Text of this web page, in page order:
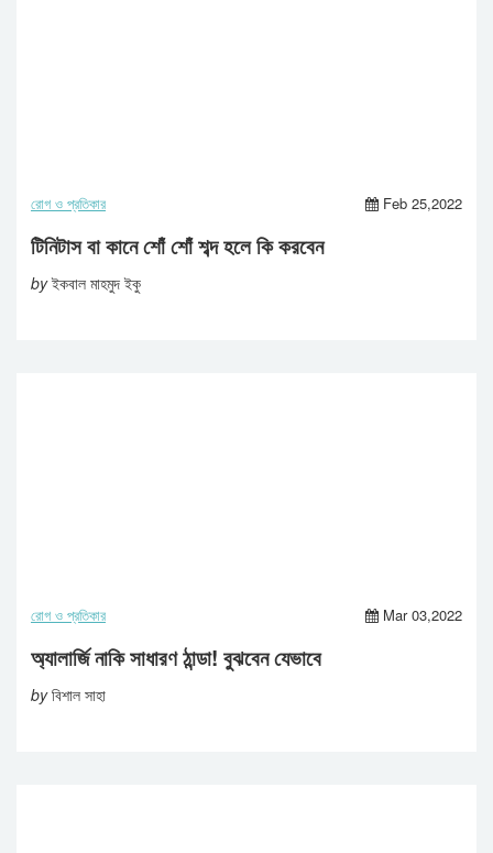
রোগ ও প্রতিকার Feb 25,2022
টিনিটাস বা কানে শোঁ শোঁ শব্দ হলে কি করবেন
byইকবাল মাহমুদ ইকু
রোগ ও প্রতিকার Mar 03,2022
অ্যালার্জি নাকি সাধারণ ঠান্ডা! বুঝবেন যেভাবে
byবিশাল সাহা